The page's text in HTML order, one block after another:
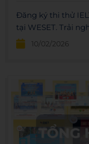
Đăng ký thi thử
tại WESET. Trải
vấn lộ trình và học
10/02/2026